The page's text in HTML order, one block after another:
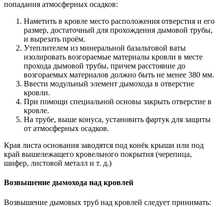
попадания атмосферных осадков:
Наметить в кровле место расположения отверстия и его
размер, достаточный для прохождения дымовой трубы,
и вырезать проём.
Утеплителем из минеральной базальтовой ваты
изолировать возгораемые материалы кровли в месте
прохода дымовой трубы, причем расстояние до
возгораемых материалов должно быть не менее 380 мм.
Ввести модульный элемент дымохода в отверстие
кровли.
При помощи специальной основы закрыть отверстие в
кровле.
На трубе, выше конуса, установить фартук для защиты
от атмосферных осадков.
Края листа основания заводятся под конёк крыши или под
край вышележащего кровельного покрытия (черепица,
шифер, листовой металл и т. д.)
Возвышение дымохода над кровлей
Возвышение дымовых труб над кровлей следует принимать: